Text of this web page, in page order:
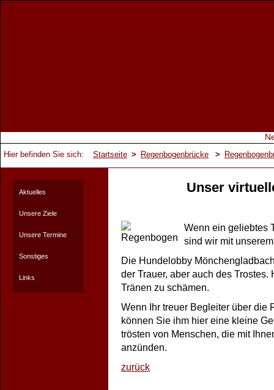
Hier befinden Sie sich: Startseite > Regenbogenbrücke >
Aktuelles
Unsere Ziele
Unsere Termine
Sonstiges
Links
Unser
Wenn ein geliebtes
sind wir mit
Die Hundelobby
der Trauer, aber auch des
Tränen zu schämen.
Wenn Ihr treuer Begleiter über die
können Sie ihm hier eine kleine
trösten von Menschen, die mit
anzünden.
zurück